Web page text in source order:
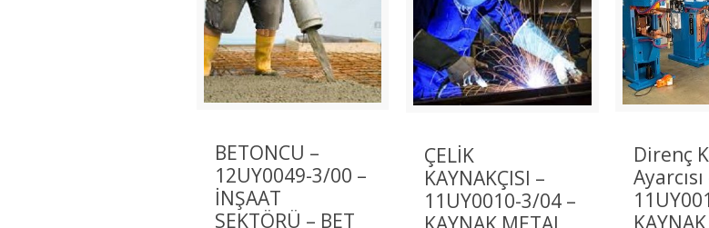
BETONCU –
12UY0049-3/00 –
İNŞAAT
SEKTÖRÜ – BET
ÇELİK
KAYNAKÇISI –
11UY0010-3/04 –
Direnç
Ayarcısı